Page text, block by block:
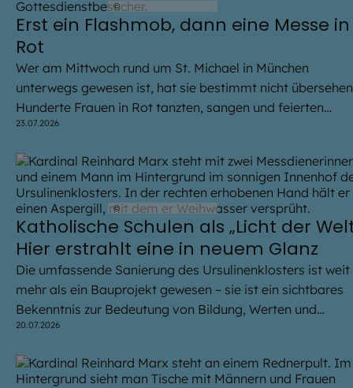
© Robert Kiderle / EOM
Erst ein Flashmob, dann eine Messe in
Rot
Wer am Mittwoch rund um St. Michael in München
unterwegs gewesen ist, hat sie bestimmt nicht
Hunderte Frauen in Rot tanzten, sangen und feierten
gemeinsam Gottesdienst. Grund war die Verbundenheit
23.07.2026
© Robert Kiderle / EOM
Katholische Schulen als „Licht der
Hier erstrahlt eine in neuem Glanz
Die umfassende Sanierung des Ursulinenklosters ist weit
mehr als ein Bauprojekt gewesen – sie ist ein sichtbares
Bekenntnis zur Bedeutung von Bildung, Werten und
gesellschaftlicher Verantwortung. „Katholische Schulen
Marx bei der Segnung.
20.07.2026